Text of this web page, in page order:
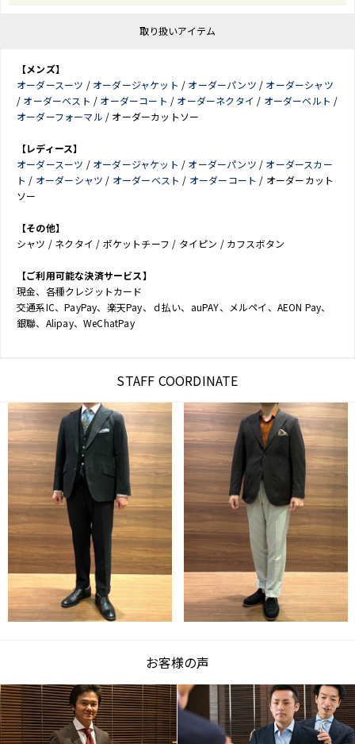
取り扱いアイテム
【メンズ】
オーダースーツ / オーダージャケット / オーダーパンツ / オーダーシャツ
/ オーダーベスト / オーダーコート / オーダーネクタイ / オーダーベルト /
オーダーフォーマル / オーダーカットソー
【レディース】
オーダースーツ / オーダージャケット / オーダーパンツ / オーダースカー
ト / オーダーシャツ / オーダーベスト / オーダーコート / オーダーカット
ソー
【その他】
シャツ / ネクタイ / ポケットチーフ / タイピン / カフスボタン
【ご利用可能な決済サービス】
現金、各種クレジットカード
交通系IC、PayPay、楽天Pay、ｄ払い、auPAY、メルペイ、AEON Pay、
銀聯、Alipay、WeChatPay
STAFF COORDINATE
お客様の声